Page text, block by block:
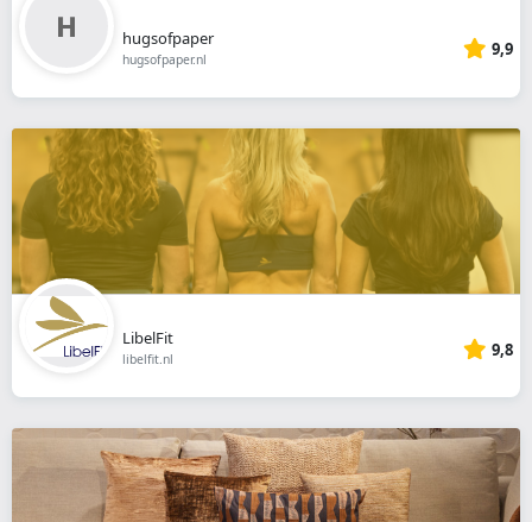
hugsofpaper
hugsofpaper.nl 9,9
LibelFit
libelfit.nl 9,8